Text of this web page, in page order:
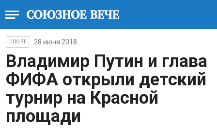
СПОРТ 28 июня 2018
Владимир Путин и глава
ФИФА открыли детский
турнир на Красной
площади